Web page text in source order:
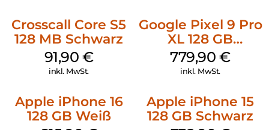
Crosscall Core S5
128 MB Schwarz
91,90 €
inkl. MwSt.
Google Pixel 9 Pro
XL 128 GB
Obsidian
779,90€
inkl. MwSt.
Apple iPhone 16
128 GB Weiß
Apple iPhone 15
128 GB Schwarz